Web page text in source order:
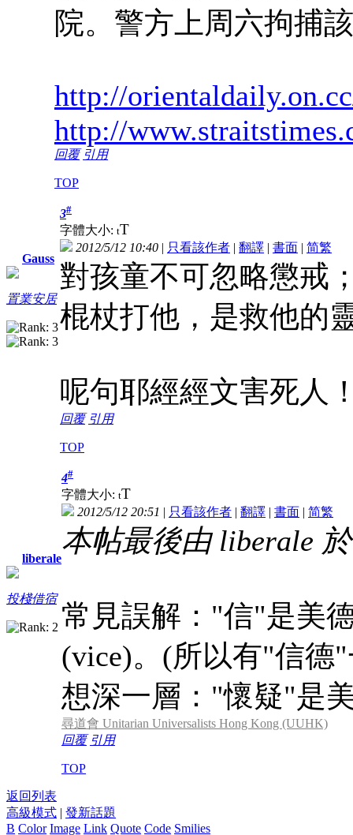
院。警方上周六拘捕
http://
http://
回覆 引用
TOP
Gauss
置業安居
3#
字體大小: tT
2012/5/12 10:40 | 只看該作者 | 翻譯 | 書面 | 简繁
對孩童不可忽略懲戒
棍杖打他，是救他的
呢句耶經經文害死人
回覆 引用
TOP
liberale
投棧借宿
4#
字體大小: tT
2012/5/12 20:51 | 只看該作者 | 翻譯 | 書面 | 简繁
本帖最後由 liberale
常見誤解："信"是美
(vice)。(所以有"信德
想深一層："懷疑"是
尋道會 Unitarian Universalists Hong Kong (UUHK)
回覆 引用
TOP
返回列表
高級模式 | 發新話題
B Color Image Link Quote Code Smilies